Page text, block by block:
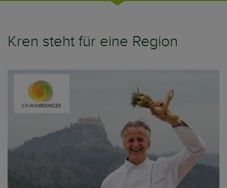
Kren steht für eine Region